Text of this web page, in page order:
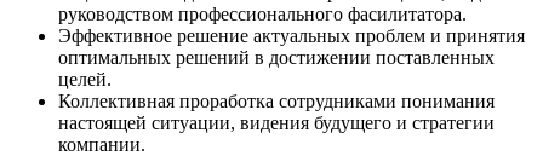
руководством профессионального фасилитатора.
Эффективное решение актуальных проблем и принятия
оптимальных решений в достижении поставленных
целей.
Коллективная проработка сотрудниками понимания
настоящей ситуации, видения будущего и стратегии
компании.